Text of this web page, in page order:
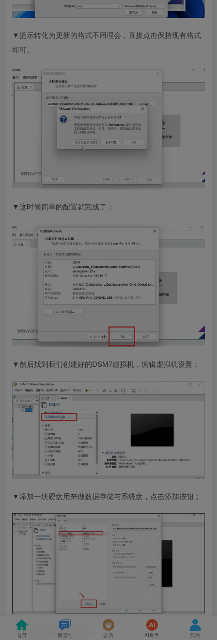
▼提示转化为更新的格式不用理会，直接点击保持现有格式
即可。
▼这时候简单的配置就完成了；
▼然后找到我们创建好的DSM7虚拟机，编辑虚拟机设置；
▼添加一块硬盘用来做数据存储与系统盘，点击添加按钮；
▼ 硬盘类型依旧选择SATA；
首页 雨遥社 会员 AI助手 我的